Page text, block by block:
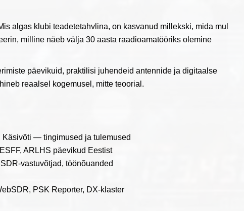
algas klubi teadetetahvlina, on kasvanud millekski, mida mul
milline näeb välja 30 aasta raadioamatööriks olemine
päevikuid, praktilisi juhendeid antennide ja digitaalse
reaalsel kogemusel, mitte teoorial.
— tingimused ja tulemused
ARLHS päevikud Eestist
vastuvõtjad, töönõuanded
PSK Reporter, DX-klaster